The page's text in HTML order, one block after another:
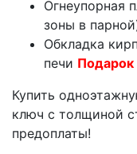
Огнеупорная
зоны в
Обкладка
печи Подарок
Купить
ключ с толщиной
предоплаты!